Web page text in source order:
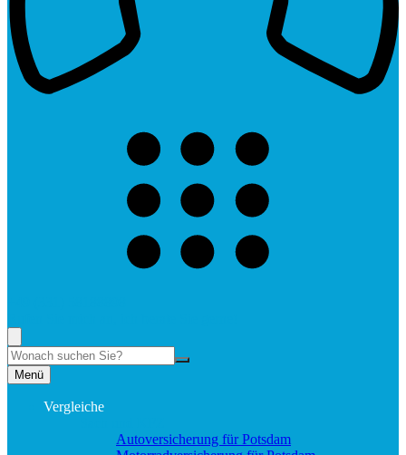
Suche
Menü
Vergleiche
Autoversicherung für Potsdam